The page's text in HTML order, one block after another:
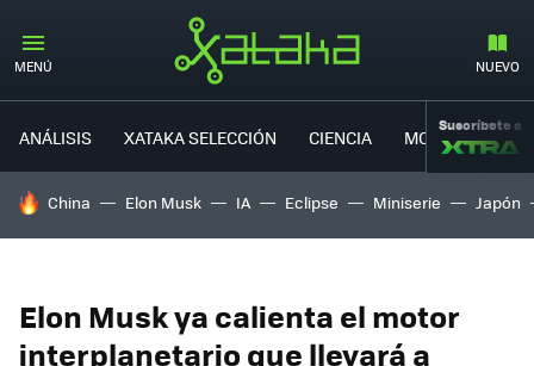
MENÚ NUEVO
ANÁLISIS XATAKA SELECCIÓN CIENCIA MOVILIDAD
Suscríbete a
HOY SE HABLA DE
China Elon Musk IA Eclipse Miniserie Japón
Elon Musk ya calienta el motor
interplanetario que llevará a